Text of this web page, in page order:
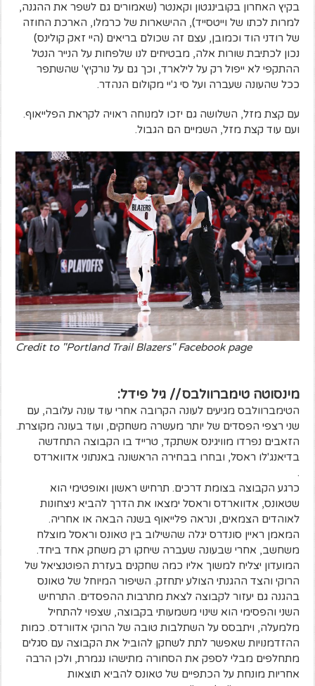
בקיץ האחרון בקובינגטון וקאנטר (שאמורים גם לשפר את ההגנה,
למרות לכתו של וייטסייד), ההישארות של כרמלו, הארכת החוזה
של רודני הוד וכמובן, עצם זה שכולם בריאים (היי זאק קולינס)
נכון לכתיבת שורות אלה, מבטיחים לנו שלפחות על הנייר הנטל
ההתקפי לא ייפול רק על לילארד, וכך גם על נורקיץ' שהשתפר
ככל שהעונה שעברה ועל סי ג'יי מקולום הנהדר.
עם קצת מזל, השלושה גם יזכו למנוחה ראויה לקראת הפלייאוף.
ועם עוד קצת מזל, השמיים הם הגבול.
Credit to "Portland Trail Blazers" Facebook page
מינסוטה טימברוולבס // גיל פידל:
הטימברוולבס מגיעים לעונה הקרובה אחרי עוד עונה עלובה, עם
שני רצפי הפסדים של יותר מעשרה משחקים, ועוד בעונה מקוצרת.
הזאבים נפרדו מוויגינס אשתקד, טרייד בו הקבוצה התחדשה
בדיאנג'לו ראסל, ובחרו בבחירה הראשונה באנתוני אדווארדס
.
כרגע הקבוצה בצומת דרכים. תרחיש ראשון ואופטימי הוא
שטאונס, אדווארדס וראסל ימצאו את הדרך להביא ניצחונות
לאוהדים הצמאים, ונראה פלייאוף בשנה הבאה או אחריה.
המאמן ראיין סונדרס יגלה שהשילוב בין טאונס וראסל מוצלח
משחשב, אחרי שבעונה שעברה שיחקו רק משחק אחד ביחד.
המועדון יצליח למשוך אליו כמה שחקנים בעזרת הפוטנציאל של
הרוקי והצד ההגנתי הצולע יתחזק. השיפור המיוחל של טאונס
בהגנה גם יעזור לקבוצה לצאת מתרבות ההפסדים. התרחיש
השני והפסימי הוא שינוי משמעותי בקבוצה, שצפוי להתחיל
מלמעלה, ויתבסס על השתלבות טובה של הרוקי אדוורדס. כמות
ההזדמנויות שאפשר לתת לשחקן להוביל את הקבוצה עם סגלים
מתחלפים מבלי לספק את הסחורה מתישהו נגמרת, ולכן הרבה
אחריות מונחת על הכתפיים של טאונס להביא תוצאות